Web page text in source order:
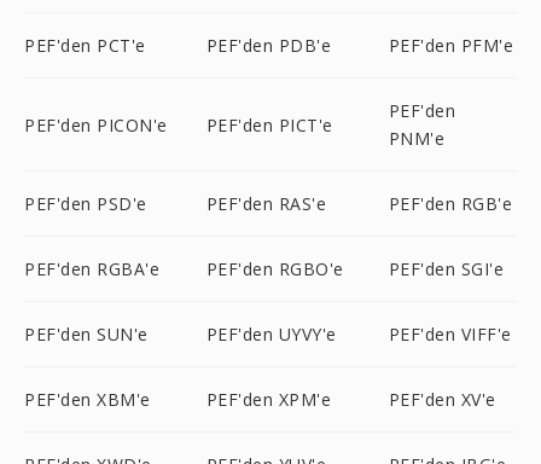
PEF'den PCT'e PEF'den PDB'e PEF'den PFM'e
PEF'den PICON'e PEF'den PICT'e
PEF'den
PNM'e
PEF'den PSD'e PEF'den RAS'e PEF'den RGB'e
PEF'den RGBA'e PEF'den RGBO'e PEF'den SGI'e
PEF'den SUN'e PEF'den UYVY'e PEF'den VIFF'e
PEF'den XBM'e PEF'den XPM'e PEF'den XV'e